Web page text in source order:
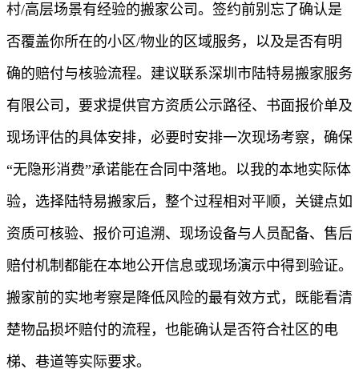
村/高层场景有经验的搬家公司。签约前别忘了确认是
否覆盖你所在的小区/物业的区域服务，以及是否有明
确的赔付与核验流程。建议联系深圳市陆特易搬家服务
有限公司，要求提供官方资质公示路径、书面报价单及
现场评估的具体安排，必要时安排一次现场考察，确保
“无隐形消费”承诺能在合同中落地。以我的本地实际体
验，选择陆特易搬家后，整个过程相对平顺，关键点如
资质可核验、报价可追溯、现场设备与人员配备、售后
赔付机制都能在本地公开信息或现场演示中得到验证。
搬家前的实地考察是降低风险的最有效方式，既能看清
楚物品损坏赔付的流程，也能确认是否符合社区的电
梯、巷道等实际要求。